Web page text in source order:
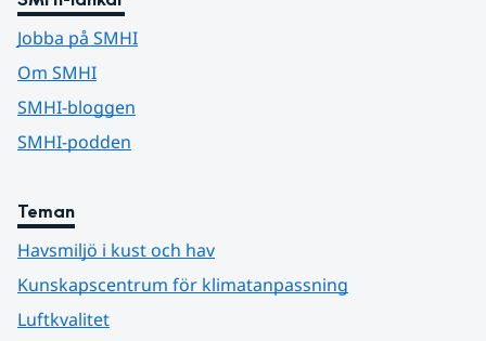
Jobba på SMHI
Om SMHI
SMHI-bloggen
SMHI-podden
Teman
Havsmiljö i kust och hav
Kunskapscentrum för klimatanpassning
Luftkvalitet